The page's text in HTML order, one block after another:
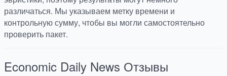
различаться. Мы указываем метку времени и
контрольную сумму, чтобы вы могли самостоятельно
проверить пакет.
Economic Daily News Отзывы